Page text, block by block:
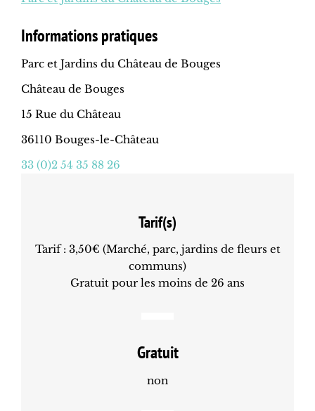
Informations pratiques
Parc et Jardins du Château de Bouges
Château de Bouges
15 Rue du Château
36110 Bouges-le-Château
33 (0)2 54 35 88 26
Tarif(s)
Tarif : 3,50€ (Marché, parc, jardins de fleurs et
communs)
Gratuit pour les moins de 26 ans
Gratuit
non